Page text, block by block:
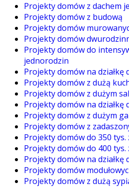
Projekty domów z dachem
Projekty domów z budową
Projekty domów
Projekty domów
Projekty domów do
jednorodzin
Projekty domów na działkę
Projekty domów z dużą
Projekty domów z dużym
Projekty domów na działkę
Projekty domów z dużym
Projekty domów z
Projekty domów do 350 tys.
Projekty domów do 400 tys.
Projekty domów na działkę
Projekty domów
Projekty domów z dużą